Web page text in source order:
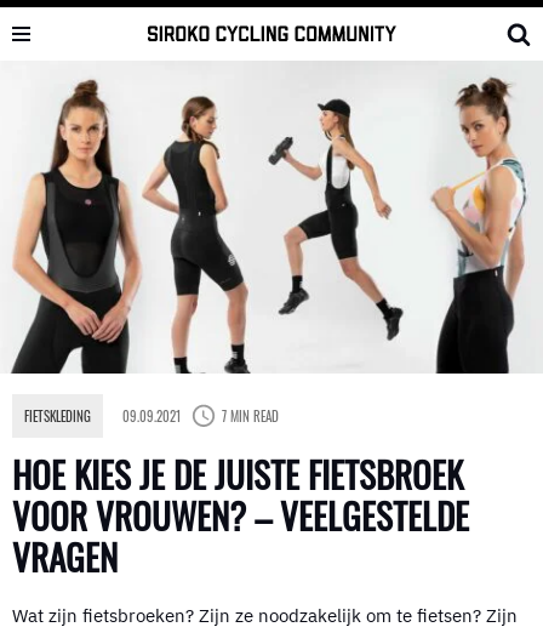
content
HOE KIES JE DE JUISTE FIETSBROEK
VOOR VROUWEN? – VEELGESTELDE
VRAGEN
FIETSKLEDING 09.09.2021 7 MIN READ
Wat zijn fietsbroeken? Zijn ze noodzakelijk om te fietsen? Zijn